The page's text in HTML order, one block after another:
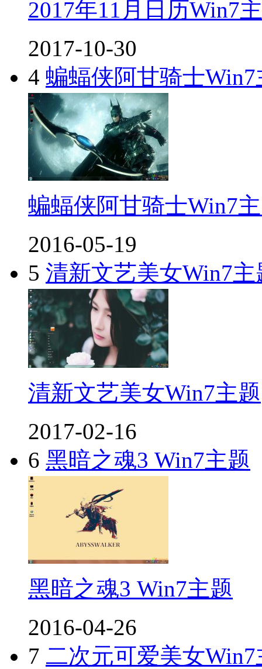
2017年11月日历Win7
2017-10-30
4 蝙蝠侠阿甘骑士Win7
蝙蝠侠阿甘骑士Win7
2016-05-19
5 清新文艺美女Win7主
清新文艺美女Win7主题
2017-02-16
6 黑暗之魂3 Win7主题
黑暗之魂3 Win7主题
2016-04-26
7 二次元可爱美女Win7